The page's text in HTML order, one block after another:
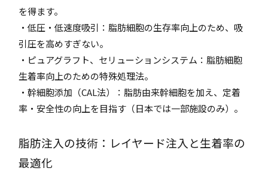
を得ます。
・低圧・低速度吸引：脂肪細胞の生存率向上のため、吸
引圧を高めすぎない。
・ピュアグラフト、セリューションシステム：脂肪細胞
生着率向上のための特殊処理法。
・幹細胞添加（CAL法）：脂肪由来幹細胞を加え、定着
率・安全性の向上を目指す（日本では一部施設のみ）。
脂肪注入の技術：レイヤード注入と生着率の
最適化